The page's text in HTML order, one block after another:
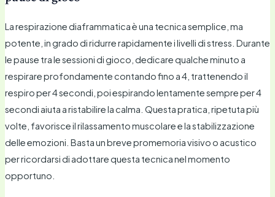
La respirazione diaframmatica è una tecnica semplice, ma
potente, in grado di ridurre rapidamente i livelli di stress. Durante
le pause tra le sessioni di gioco, dedicare qualche minuto a
respirare profondamente contando fino a 4, trattenendo il
respiro per 4 secondi, poi espirando lentamente sempre per 4
secondi aiuta a ristabilire la calma. Questa pratica, ripetuta più
volte, favorisce il rilassamento muscolare e la stabilizzazione
delle emozioni. Basta un breve promemoria visivo o acustico
per ricordarsi di adottare questa tecnica nel momento
opportuno.